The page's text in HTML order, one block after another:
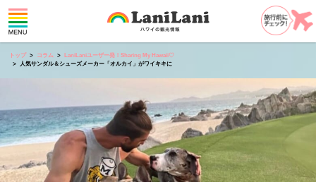
トップ コラム
LaniLaniユーザー発！Sharing My Hawaii♡
人気サンダル＆シューズメーカー「オルカイ」がワイキキに